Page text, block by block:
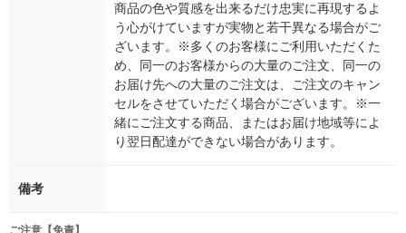
商品の色や質感を出来るだけ忠実に再現するよ
う心がけていますが実物と若干異なる場合がご
ざいます。※多くのお客様にご利用いただくた
め、同一のお客様からの大量のご注文、同一の
お届け先への大量のご注文は、ご注文のキャン
セルをさせていただく場合がございます。※一
緒にご注文する商品、またはお届け地域等によ
り翌日配達ができない場合があります。
備考